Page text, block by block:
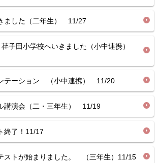
ました（二年生） 11/27
子田小学校へいきました（小中連携）
テーション （小中連携） 11/20
講演会（二・三年生） 11/19
終了！11/17
ストが始まりました。 （三年生）11/15